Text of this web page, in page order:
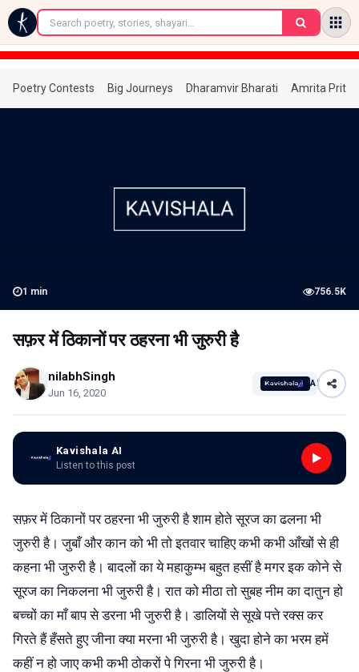
←
Poetry Contests Big Journeys Dharamvir Bharati Amrita
1 min 756.5K
सफ़र में ठिकानों पर ठहरना भी जुरुरी है
nilabhSingh
Jun 16, 2020
AI
Kavishala AI
Listen to this post
सफ़र में ठिकानों पर ठहरना भी जुरुरी है शाम होते सूरज का ढलना भी
जुरुरी है। जुबाँ और कान को भी तो इतवार चाहिए कभी कभी आँखों से ही
कहना भी जुरुरी है। बादलों का ये महाकुम्भ बहुत हसीं है मगर इक कोने से
सूरज का निकलना भी जुरुरी है। रात को मीठा तो सुबह नीम का दातुन हो
बच्चों का माँ बाप से डरना भी जुरुरी है। डालियों से सूखे पत्ते रक्स कर
गिरते हैं हँसते हुए जीना क्या मरना भी जुरुरी है। खुदा होने का भरम हमें
कहीं न हो जाए कभी कभी ठोकरों पे गिरना भी जुरुरी है।